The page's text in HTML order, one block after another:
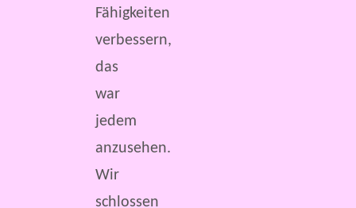
Fähigkeiten
verbessern,
das
war
jedem
anzusehen.
Wir
schlossen